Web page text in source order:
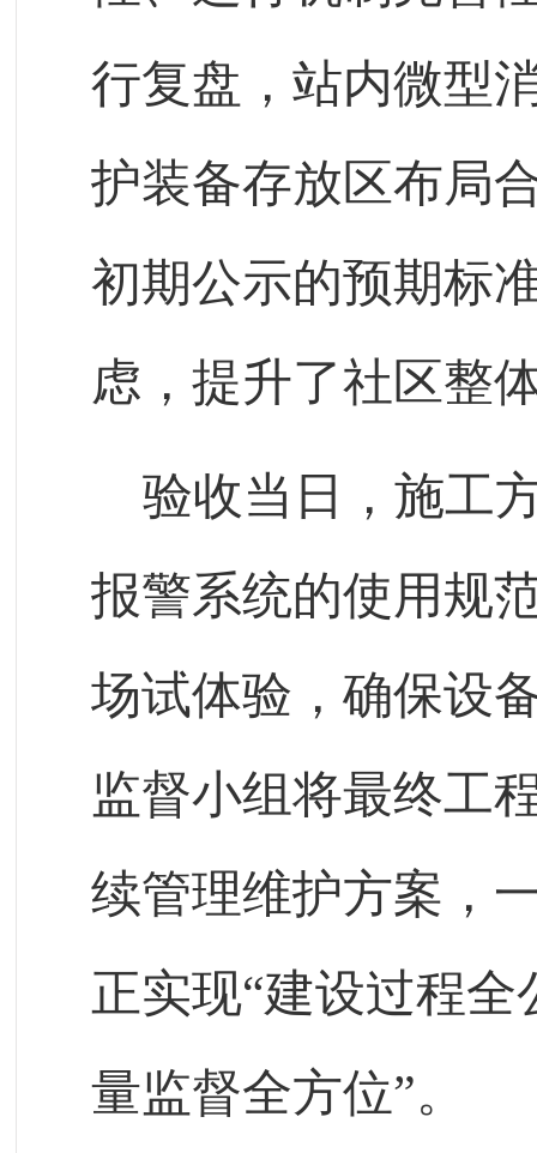
行复盘，站内微型
护装备存放区布局
初期公示的预期标
虑，提升了社区整
验收当日，施工
报警系统的使用规
场试体验，确保设
监督小组将最终工
续管理维护方案，
正实现“建设过程
量监督全方位”。